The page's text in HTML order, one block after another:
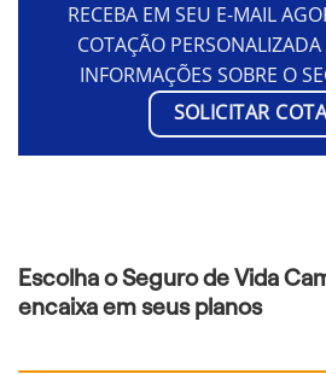
RECEBA EM SEU E-MAIL
COTAÇÃO
INFORMAÇÕES SOBRE O
SOLICITAR
Escolha o Seguro de Vida
encaixa em seus planos